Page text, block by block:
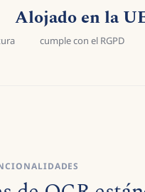
Alojado en la
cumple con el RGPD